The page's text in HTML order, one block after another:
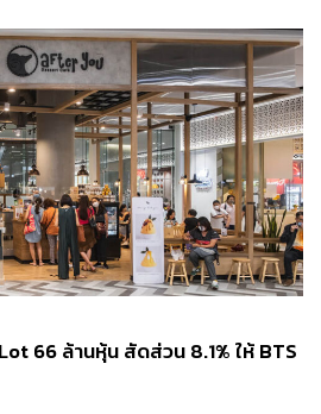
66 ล้านหุ้น สัดส่วน 8.1% ให้ BTS